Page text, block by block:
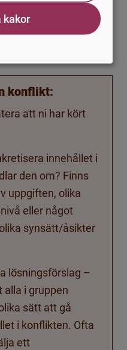
på mig i den här
konflikt:
att ni har kört
innehållet i
den om? Finns
uppgiften, olika
eller något
synsätt/åsikter
lösningsförslag –
alla i gruppen
sätt att gå
i konflikten. Ofta
ett
kakor